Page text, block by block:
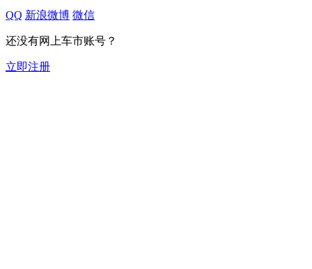
QQ 新浪微博 微信
还没有网上车市账号？
立即注册